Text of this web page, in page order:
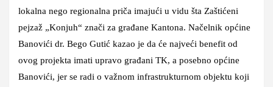
lokalna nego regionalna priča imajući u vidu šta Zaštićeni
pejzaž „Konjuh“ znači za građane Kantona. Načelnik općine
Banovići dr. Bego Gutić kazao je da će najveći benefit od
ovog projekta imati upravo građani TK, a posebno općine
Banovići, jer se radi o važnom infrastrukturnom objektu koji